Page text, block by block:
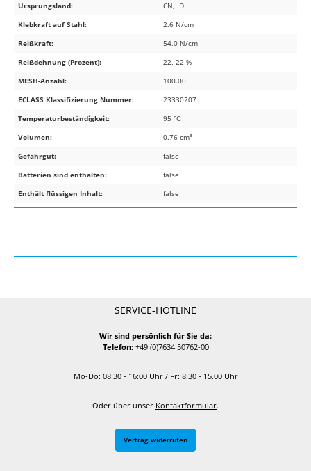
Ursprungsland:
CN, ID
Klebkraft auf Stahl:
2.6 N/cm
Reißkraft:
54.0 N/cm
Reißdehnung (Prozent):
22, 22 %
MESH-Anzahl:
100.00
ECLASS Klassifizierung Nummer:
23330207
Temperaturbeständigkeit:
95 °C
Volumen:
0.76 cm³
Gefahrgut:
false
Batterien sind enthalten:
false
Enthält flüssigen Inhalt:
false
SERVICE-HOTLINE
Wir sind persönlich für Sie da:
Telefon:+49 (0)7634 50762-00
Mo-Do: 08:30 - 16:00 Uhr / Fr: 8:30 - 15.00 Uhr
Oder über unser Kontaktformular.
Vertrag widerrufen